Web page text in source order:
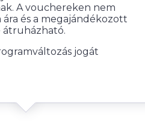
A vouchereken nem
és a megajándékozott
átruházható.
jogát